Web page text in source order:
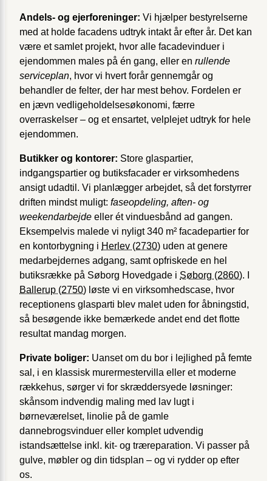
Andels- og ejerforeninger: Vi hjælper bestyrelserne
med at holde facadens udtryk intakt år efter år. Det kan
være et samlet projekt, hvor alle facadevinduer i
ejendommen males på én gang, eller en rullende
serviceplan, hvor vi hvert forår gennemgår og
behandler de felter, der har mest behov. Fordelen er
en jævn vedligeholdelsesøkonomi, færre
overraskelser – og et ensartet, velplejet udtryk for hele
ejendommen.
Butikker og kontorer: Store glaspartier,
indgangspartier og butiksfacader er virksomhedens
ansigt udadtil. Vi planlægger arbejdet, så det forstyrrer
driften mindst muligt: faseopdeling, aften- og
weekendarbejde eller ét vinduesbånd ad gangen.
Eksempelvis malede vi nyligt 340 m² facadepartier for
en kontorbygning i Herlev (2730) uden at genere
medarbejdernes adgang, samt opfriskede en hel
butiksrække på Søborg Hovedgade i Søborg (2860). I
Ballerup (2750) løste vi en virksomhedscase, hvor
receptionens glasparti blev malet uden for åbningstid,
så besøgende ikke bemærkede andet end det flotte
resultat mandag morgen.
Private boliger: Uanset om du bor i lejlighed på femte
sal, i en klassisk murermestervilla eller et moderne
rækkehus, sørger vi for skræddersyede løsninger:
skånsom indvendig maling med lav lugt i
børneværelset, linolie på de gamle
dannebrogsvinduer eller komplet udvendig
istandsættelse inkl. kit- og træreparation. Vi passer på
gulve, møbler og din tidsplan – og vi rydder op efter
os.